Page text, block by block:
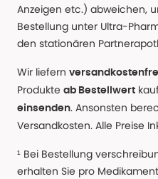
Anzeigen etc.) abweichen,
Bestellung unter Ultra-
den stationären
Wir liefern
Produkte ab Bestellwert
einsenden. Ansonsten
Versandkosten. Alle Preise
¹ Bei Bestellung
erhalten Sie pro